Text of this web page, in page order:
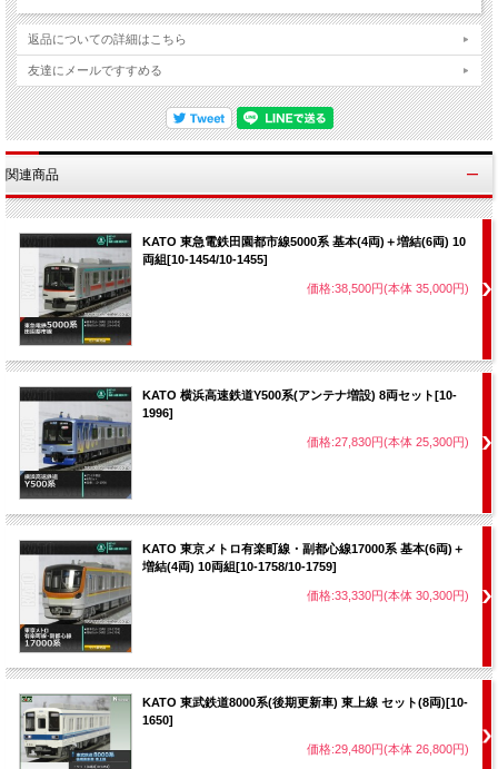
返品についての詳細はこちら
友達にメールですすめる
関連商品
KATO 東急電鉄田園都市線5000系 基本(4両)＋増結(6両) 10
両組[10-1454/10-1455]
価格:38,500円(本体 35,000円)
KATO 横浜高速鉄道Y500系(アンテナ増設) 8両セット[10-
1996]
価格:27,830円(本体 25,300円)
KATO 東京メトロ有楽町線・副都心線17000系 基本(6両)＋
増結(4両) 10両組[10-1758/10-1759]
価格:33,330円(本体 30,300円)
KATO 東武鉄道8000系(後期更新車) 東上線 セット(8両)[10-
1650]
価格:29,480円(本体 26,800円)